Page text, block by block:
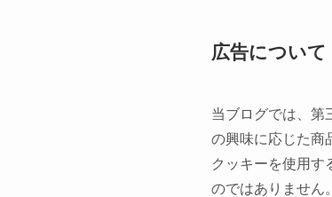
広告について
当ブログでは、第
の興味に応じた商
クッキーを使用す
のではありません。